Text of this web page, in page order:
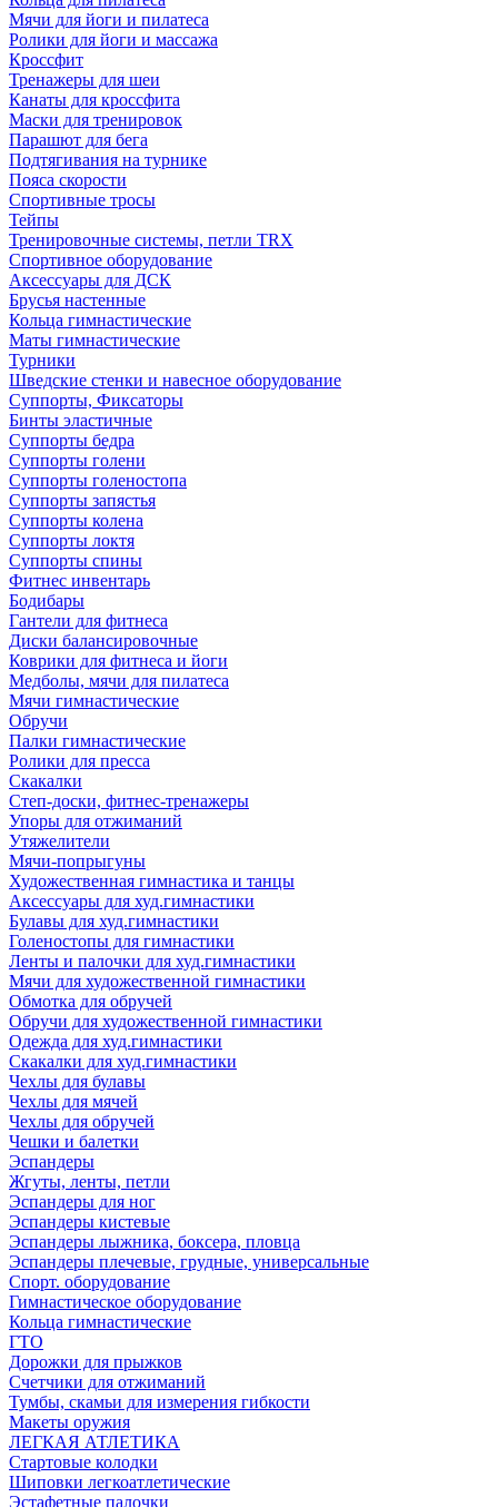
Мячи для йоги и пилатеса
Ролики для йоги и массажа
Кроссфит
Тренажеры для шеи
Канаты для кроссфита
Маски для тренировок
Парашют для бега
Подтягивания на турнике
Пояса скорости
Спортивные тросы
Тейпы
Тренировочные системы, петли TRX
Спортивное оборудование
Аксессуары для ДСК
Брусья настенные
Кольца гимнастические
Маты гимнастические
Турники
Шведские стенки и навесное оборудование
Суппорты, Фиксаторы
Бинты эластичные
Суппорты бедра
Суппорты голени
Суппорты голеностопа
Суппорты запястья
Суппорты колена
Суппорты локтя
Суппорты спины
Фитнес инвентарь
Бодибары
Гантели для фитнеса
Диски балансировочные
Коврики для фитнеса и йоги
Медболы, мячи для пилатеса
Мячи гимнастические
Обручи
Палки гимнастические
Ролики для пресса
Скакалки
Степ-доски, фитнес-тренажеры
Упоры для отжиманий
Утяжелители
Мячи-попрыгуны
Художественная гимнастика и танцы
Аксессуары для худ.гимнастики
Булавы для худ.гимнастики
Голеностопы для гимнастики
Ленты и палочки для худ.гимнастики
Мячи для художественной гимнастики
Обмотка для обручей
Обручи для художественной гимнастики
Одежда для худ.гимнастики
Скакалки для худ.гимнастики
Чехлы для булавы
Чехлы для мячей
Чехлы для обручей
Чешки и балетки
Эспандеры
Жгуты, ленты, петли
Эспандеры для ног
Эспандеры кистевые
Эспандеры лыжника, боксера, пловца
Эспандеры плечевые, грудные, универсальные
Спорт. оборудование
Гимнастическое оборудование
Кольца гимнастические
ГТО
Дорожки для прыжков
Счетчики для отжиманий
Тумбы, скамьи для измерения гибкости
Макеты оружия
ЛЕГКАЯ АТЛЕТИКА
Стартовые колодки
Шиповки легкоатлетические
Эстафетные палочки